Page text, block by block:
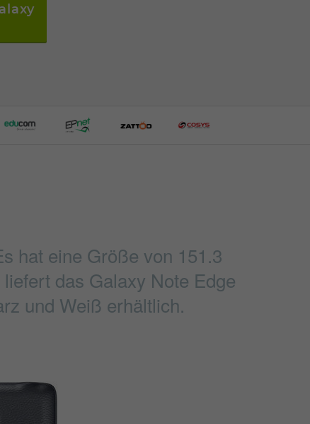
hat eine Größe von 151.3
das Galaxy Note Edge
und Weiß erhältlich.